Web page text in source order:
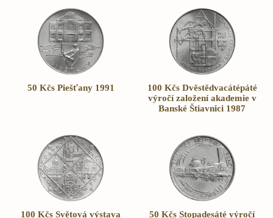
50 Kčs Piešťany 1991
100 Kčs Dvěstědvacátépáté
výročí založení akademie v
Banské Štiavnici 1987
100 Kčs Světová výstava
50 Kčs Stopadesáté výročí